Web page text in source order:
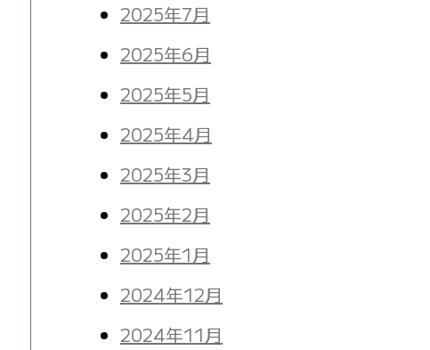
2025年7月
2025年6月
2025年5月
2025年4月
2025年3月
2025年2月
2025年1月
2024年12月
2024年11月